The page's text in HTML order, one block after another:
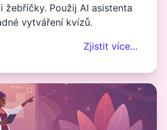
žebříčky. Použij AI asistenta
vytváření kvízů.
Zjistit více…